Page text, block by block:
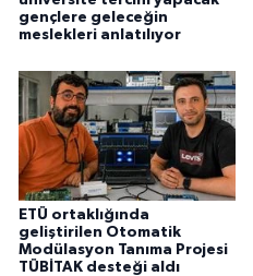
gençlere geleceğin
meslekleri anlatılıyor
ETÜ ortaklığında
geliştirilen Otomatik
Modülasyon Tanıma Projesi
TÜBİTAK desteği aldı